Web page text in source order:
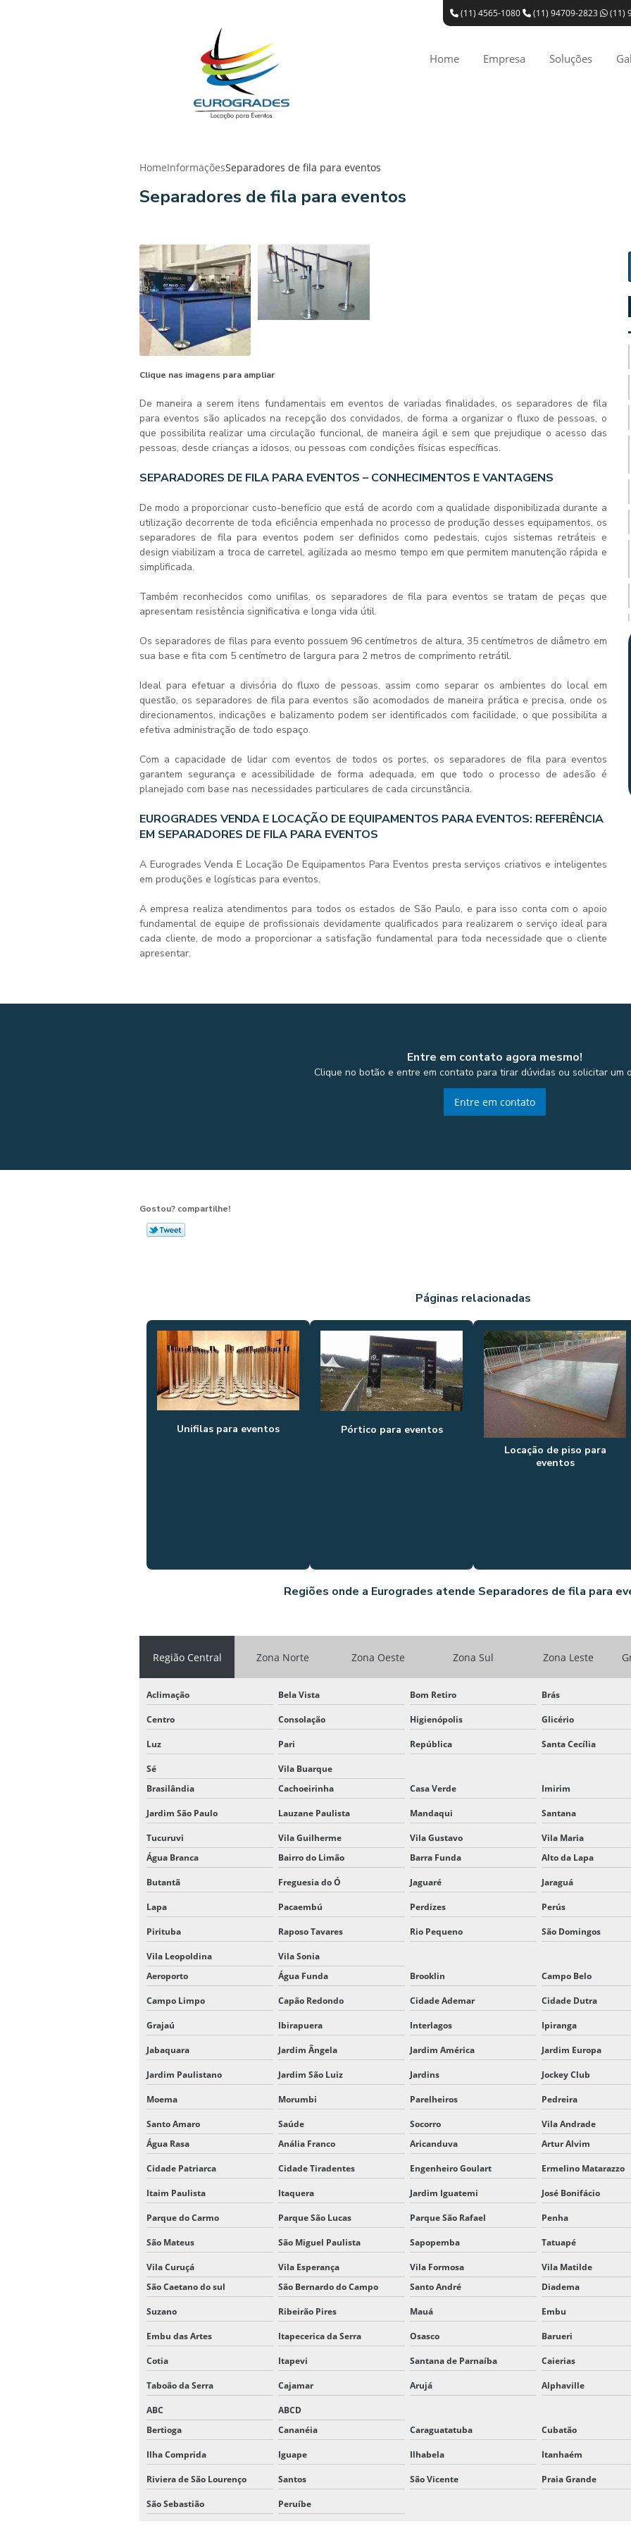
Home Empresa Soluções
(11) 4565-1080 (11) 94709-2823 (11)
HomeInformaçõesSeparadores de fila para eventos
Separadores de fila para eventos
Clique nas imagens para ampliar
De maneira a serem itens fundamentais em eventos de variadas finalidades, os separadores de fila
para eventos são aplicados na recepção dos convidados, de forma a organizar o fluxo de pessoas, o
que possibilita realizar uma circulação funcional, de maneira ágil e sem que prejudique o acesso das
pessoas, desde crianças a idosos, ou pessoas com condições físicas específicas.
SEPARADORES DE FILA PARA EVENTOS – CONHECIMENTOS E VANTAGENS
De modo a proporcionar custo-benefício que está de acordo com a qualidade disponibilizada durante a
utilização decorrente de toda eficiência empenhada no processo de produção desses equipamentos, os
separadores de fila para eventos podem ser definidos como pedestais, cujos sistemas retráteis e
design viabilizam a troca de carretel, agilizada ao mesmo tempo em que permitem manutenção rápida e
simplificada.
Também reconhecidos como unifilas, os separadores de fila para eventos se tratam de peças que
apresentam resistência significativa e longa vida útil.
Os separadores de filas para evento possuem 96 centímetros de altura, 35 centímetros de diâmetro em
sua base e fita com 5 centímetro de largura para 2 metros de comprimento retrátil.
Ideal para efetuar a divisória do fluxo de pessoas, assim como separar os ambientes do local em
questão, os separadores de fila para eventos são acomodados de maneira prática e precisa, onde os
direcionamentos, indicações e balizamento podem ser identificados com facilidade, o que possibilita a
efetiva administração de todo espaço.
Com a capacidade de lidar com eventos de todos os portes, os separadores de fila para eventos
garantem segurança e acessibilidade de forma adequada, em que todo o processo de adesão é
planejado com base nas necessidades particulares de cada circunstância.
EUROGRADES VENDA E LOCAÇÃO DE EQUIPAMENTOS PARA EVENTOS: REFERÊNCIA
EM SEPARADORES DE FILA PARA EVENTOS
A Eurogrades Venda E Locação De Equipamentos Para Eventos presta serviços criativos e inteligentes
em produções e logísticas para eventos.
A empresa realiza atendimentos para todos os estados de São Paulo, e para isso conta com o apoio
fundamental de equipe de profissionais devidamente qualificados para realizarem o serviço ideal para
cada cliente, de modo a proporcionar a satisfação fundamental para toda necessidade que o cliente
apresentar.
Entre em contato agora mesmo!
Clique no botão e entre em contato para tirar dúvidas ou solicitar um
Entre em contato
Gostou? compartilhe!
Páginas relacionadas
Unifilas para eventos
Pórtico para eventos
Locação de piso para
eventos
Regiões onde a Eurogrades atende Separadores de fila para
Região Central Zona Norte Zona Oeste Zona Sul Zona Leste
Aclimação Bela Vista Bom Retiro Brás
Centro Consolação Higienópolis Glicério
Luz Pari República Santa Cecília
Sé
Vila Buarque
Brasilândia
Cachoeirinha Casa Verde Imirim
Jardim São Paulo Lauzane Paulista Mandaqui Santana
Tucuruvi Vila Guilherme Vila Gustavo Vila Maria
Água Branca
Bairro do Limão Barra Funda Alto da Lapa
Butantã Freguesia do Ó Jaguaré Jaraguá
Lapa Pacaembú Perdizes Perús
Pirituba Raposo Tavares Rio Pequeno São Domingos
Vila Leopoldina
Vila Sonia
Aeroporto
Água Funda Brooklin Campo Belo
Campo Limpo Capão Redondo Cidade Ademar Cidade Dutra
Grajaú Ibirapuera Interlagos Ipiranga
Jabaquara Jardim Ângela Jardim América Jardim Europa
Jardim Paulistano Jardim São Luiz Jardins Jockey Club
Moema Morumbi Parelheiros Pedreira
Santo Amaro Saúde Socorro Vila Andrade
Água Rasa
Anália Franco Aricanduva Artur Alvim
Cidade Patriarca Cidade Tiradentes Engenheiro Goulart Ermelino Matarazzo
Itaim Paulista Itaquera Jardim Iguatemi José Bonifácio
Parque do Carmo Parque São Lucas Parque São Rafael Penha
São Mateus São Miguel Paulista Sapopemba Tatuapé
Vila Curuçá Vila Esperança Vila Formosa Vila Matilde
São Caetano do sul
São Bernardo do Campo Santo André Diadema
Suzano Ribeirão Pires Mauá Embu
Embu das Artes Itapecerica da Serra Osasco Barueri
Cotia Itapevi Santana de Parnaíba Caierias
Taboão da Serra Cajamar Arujá Alphaville
ABC
ABCD
Bertioga
Cananéia Caraguatatuba Cubatão
Ilha Comprida Iguape Ilhabela Itanhaém
Riviera de São Lourenço Santos São Vicente Praia Grande
São Sebastião Peruíbe